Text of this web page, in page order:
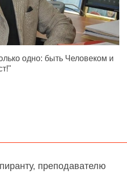
одно: быть Человеком и
преподавателю